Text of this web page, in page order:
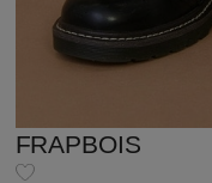
FRAPBOIS